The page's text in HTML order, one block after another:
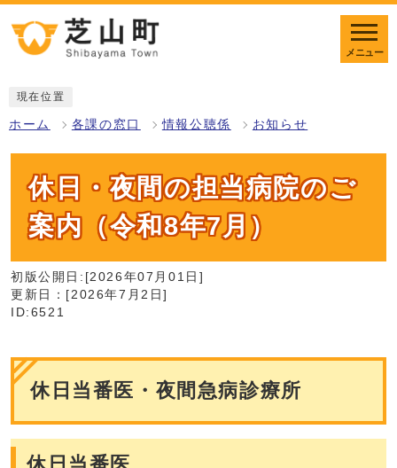
メニュー
現在位置
ホーム 各課の窓口 情報公聴係 お知らせ
休日・夜間の担当病院のご
案内（令和8年7月）
初版公開日:[2026年07月01日]
更新日：[2026年7月2日]
ID:6521
休日当番医・夜間急病診療所